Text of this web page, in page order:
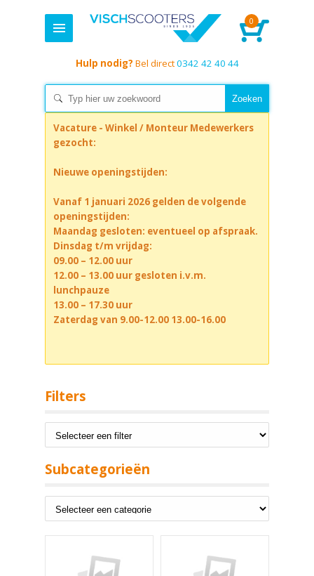
0
Hulp nodig? Bel direct0342 42 40 44
Vacature - Winkel / Monteur Medewerkers
gezocht:
Nieuwe openingstijden:
Vanaf 1 januari 2026 gelden de volgende
openingstijden:
Maandag gesloten: eventueel op afspraak.
Dinsdag t/m vrijdag:
09.00 – 12.00 uur
12.00 – 13.00 uur gesloten i.v.m.
lunchpauze
13.00 – 17.30 uur
Zaterdag van 9.00-12.00 13.00-16.00
Filters
Subcategorieën